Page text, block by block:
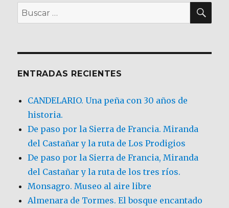
Buscar
por:
ENTRADAS RECIENTES
CANDELARIO. Una peña con 30 años de
historia.
De paso por la Sierra de Francia. Miranda
del Castañar y la ruta de Los Prodigios
De paso por la Sierra de Francia, Miranda
del Castañar y la ruta de los tres ríos.
Monsagro. Museo al aire libre
Almenara de Tormes. El bosque encantado